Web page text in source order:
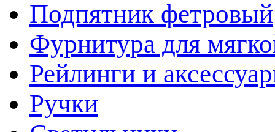
Подпятник фетровый
Фурнитура для
Рейлинги и
Ручки